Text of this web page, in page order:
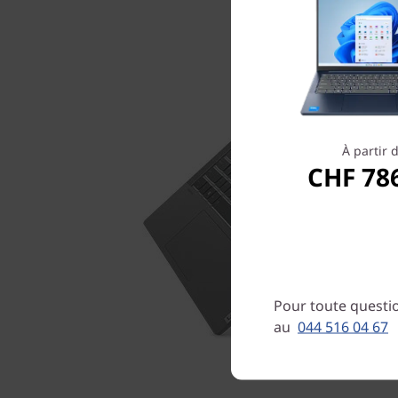
À partir
CHF
Pour toute
au 044 516 04 67